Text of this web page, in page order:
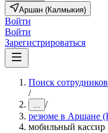
Аршан (Калмыкия)
Войти
Войти
Зарегистрироваться
Поиск
/
... /
резюме в Аршане
мобильный кассир